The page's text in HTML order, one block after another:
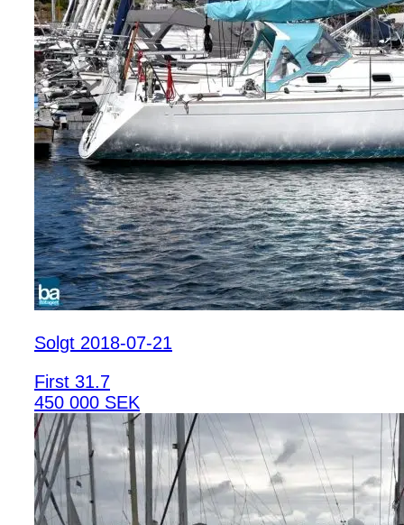
Solgt 2018-07-21
First 31.7
450 000 SEK